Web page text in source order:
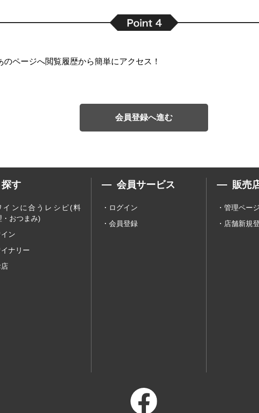
のページへ閲覧履歴から簡単にアクセス！
会員登録へ進む
探す
インに合うレシピ(料
・おつまみ)
イン
イナリー
会員サービス
ログイン
会員登録
販売
管理ペー
店舗新規